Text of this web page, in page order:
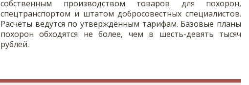
собственным производством товаров для похорон,
спецтранспортом и штатом добросовестных специалистов.
Расчёты ведутся по утверждённым тарифам. Базовые планы
похорон обходятся не более, чем в шесть-девять тысяч
рублей.